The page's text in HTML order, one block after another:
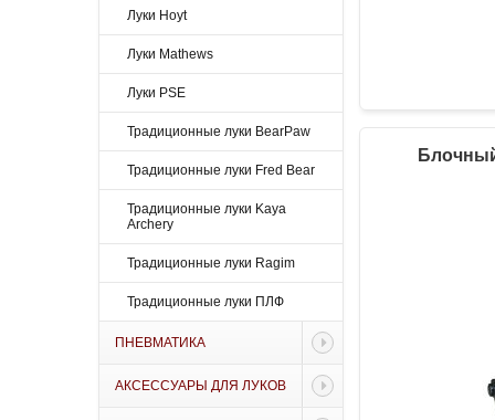
Луки Hoyt
Луки Mathews
Луки PSE
Традиционные луки BearPaw
Традиционные луки Fred Bear
Традиционные луки Kaya
Archery
Традиционные луки Ragim
Традиционные луки ПЛФ
ПНЕВМАТИКА
АКСЕССУАРЫ ДЛЯ ЛУКОВ